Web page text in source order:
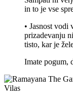
in to je vse
• Jasnost vodi
prizadevanju
tisto, kar je
Imate pogum,